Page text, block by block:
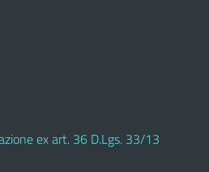
ex art. 36 D.Lgs. 33/13